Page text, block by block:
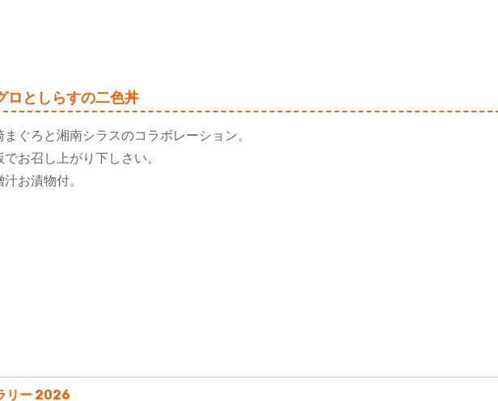
ロとしらすの二色丼
まぐろと湘南シラスのコラボレーション。
でお召し上がり下しさい。
汁お漬物付。
リー 2026